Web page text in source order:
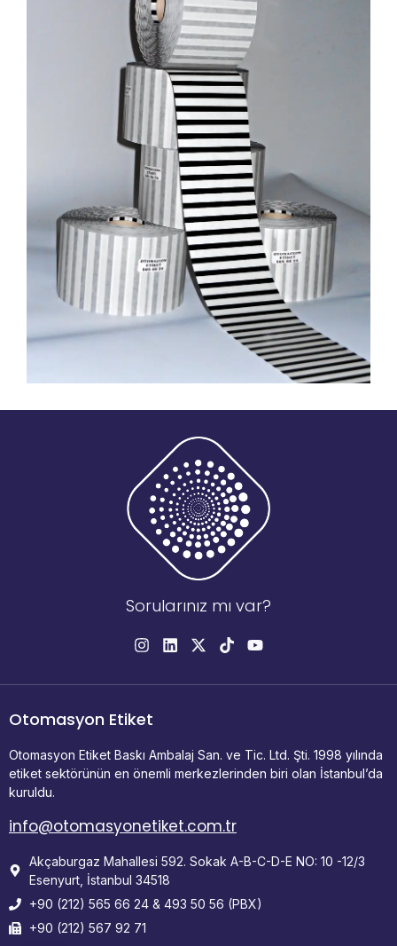
Sorularınız mı var?
Otomasyon Etiket
Otomasyon Etiket Baskı Ambalaj San. ve Tic. Ltd. Şti. 1998 yılında
etiket sektörünün en önemli merkezlerinden biri olan İstanbul’da
kuruldu.
info@otomasyonetiket.com.tr
Akçaburgaz Mahallesi 592. Sokak A-B-C-D-E NO: 10 -12/3
Esenyurt, İstanbul 34518
+90 (212) 565 66 24 & 493 50 56 (PBX)
+90 (212) 567 92 71